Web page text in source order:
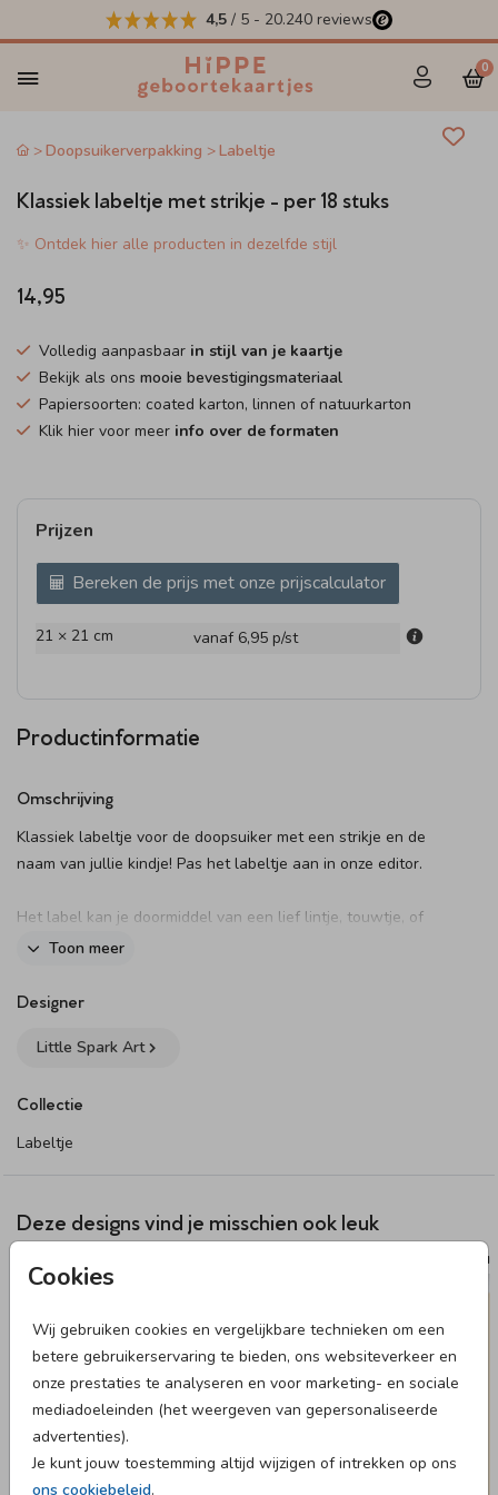
4,5 / 5 - 20.240 reviews
0
Cookies
Wij gebruiken cookies en vergelijkbare technieken om een
betere gebruikerservaring te bieden, ons websiteverkeer en
onze prestaties te analyseren en voor marketing- en sociale
mediadoeleinden (het weergeven van gepersonaliseerde
advertenties).
Je kunt jouw toestemming altijd wijzigen of intrekken op ons
ons cookiebeleid.
Doopsuikerverpakking Labeltje
Klassiek labeltje met strikje - per 18 stuks
✨ Ontdek hier alle producten in dezelfde stijl
14,95
Volledig aanpasbaar in stijl van je kaartje
Bekijk als ons mooie bevestigingsmateriaal
Papiersoorten: coated karton, linnen of natuurkarton
Klik hier voor meer info over de formaten
Prijzen
Bereken de prijs met onze prijscalculator
21 × 21 cm vanaf 6,95 p/st
Productinformatie
Omschrijving
Klassiek labeltje voor de doopsuiker met een strikje en de
naam van jullie kindje! Pas het labeltje aan in onze editor.
Het label kan je doormiddel van een lief lintje, touwtje, of
paperclip bevestigen aan de doopsuiker. Deze kun je
bevestigingsmaterialen bestel je het bevestigingsmateriaal
producten thuis krijgt, zet je ze hiermee zelf in elkaar.
Specificaties labeltje:
• Formaat: 3 x 5 cm.
Dit product maakt onderdeel uit vandeze set.
Toon meer
Designer
Little Spark Art
Collectie
Labeltje
Deze designs vind je misschien ook leuk